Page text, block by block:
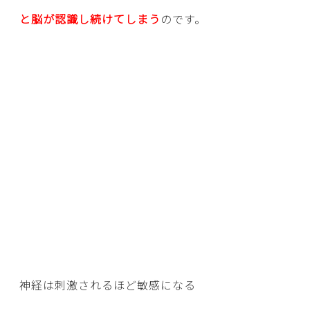
と脳が認識し続けてしまう のです。
神経は刺激されるほど敏感になる